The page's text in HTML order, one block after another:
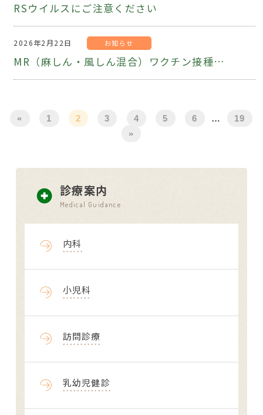
RSウイルスにご注意ください
2026年2月22日 お知らせ
MR（麻しん・風しん混合）ワクチン接種をお忘れではないですか？
« 1 2 3 4 5 6 …
19
»
診療案内
Medical Guidance
内科
小児科
訪問診療
乳幼児健診